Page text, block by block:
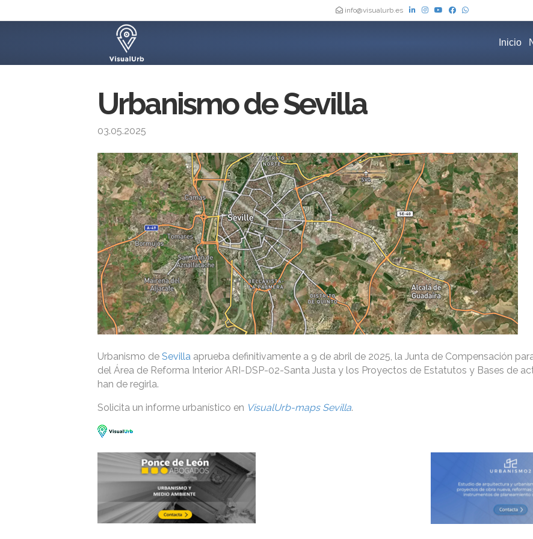
info@visualurb.es
Inicio
Urbanismo de Sevilla
03.05.2025
Urbanismo de Sevilla aprueba definitivamente a 9 de abril de 2025, la Junta de Compensación
del Área de Reforma Interior ARI-DSP-02-Santa Justa y los Proyectos de Estatutos y Bases de
han de regirla.
Solicita un informe urbanístico en VisualUrb-maps Sevilla.